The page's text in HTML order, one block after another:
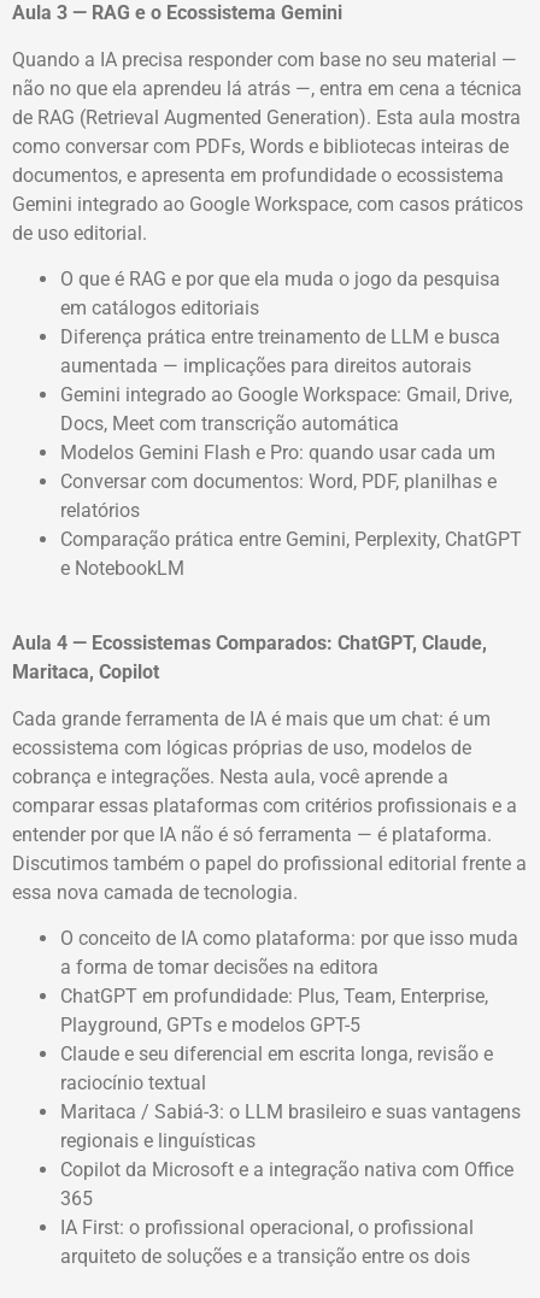
Aula 3 — RAG e o Ecossistema Gemini
Quando a IA precisa responder com base no seu material —
não no que ela aprendeu lá atrás —, entra em cena a técnica
de RAG (Retrieval Augmented Generation). Esta aula mostra
como conversar com PDFs, Words e bibliotecas inteiras de
documentos, e apresenta em profundidade o ecossistema
Gemini integrado ao Google Workspace, com casos práticos
de uso editorial.
O que é RAG e por que ela muda o jogo da pesquisa
em catálogos editoriais
Diferença prática entre treinamento de LLM e busca
aumentada — implicações para direitos autorais
Gemini integrado ao Google Workspace: Gmail, Drive,
Docs, Meet com transcrição automática
Modelos Gemini Flash e Pro: quando usar cada um
Conversar com documentos: Word, PDF, planilhas e
relatórios
Comparação prática entre Gemini, Perplexity, ChatGPT
e NotebookLM
Aula 4 — Ecossistemas Comparados: ChatGPT, Claude,
Maritaca, Copilot
Cada grande ferramenta de IA é mais que um chat: é um
ecossistema com lógicas próprias de uso, modelos de
cobrança e integrações. Nesta aula, você aprende a
comparar essas plataformas com critérios profissionais e a
entender por que IA não é só ferramenta — é plataforma.
Discutimos também o papel do profissional editorial frente a
essa nova camada de tecnologia.
O conceito de IA como plataforma: por que isso muda
a forma de tomar decisões na editora
ChatGPT em profundidade: Plus, Team, Enterprise,
Playground, GPTs e modelos GPT-5
Claude e seu diferencial em escrita longa, revisão e
raciocínio textual
Maritaca / Sabiá-3: o LLM brasileiro e suas vantagens
regionais e linguísticas
Copilot da Microsoft e a integração nativa com Office
365
IA First: o profissional operacional, o profissional
arquiteto de soluções e a transição entre os dois